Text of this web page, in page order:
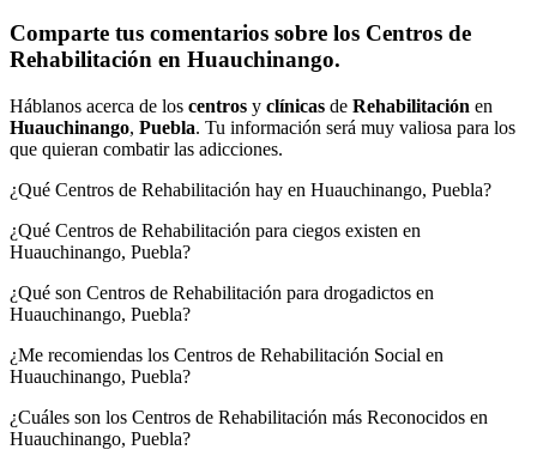
Comparte tus comentarios sobre los Centros de
Rehabilitación en Huauchinango.
Háblanos acerca de los centros y clínicas de Rehabilitación en
Huauchinango, Puebla. Tu información será muy valiosa para los
que quieran combatir las adicciones.
¿Qué Centros de Rehabilitación hay en Huauchinango, Puebla?
¿Qué Centros de Rehabilitación para ciegos existen en
Huauchinango, Puebla?
¿Qué son Centros de Rehabilitación para drogadictos en
Huauchinango, Puebla?
¿Me recomiendas los Centros de Rehabilitación Social en
Huauchinango, Puebla?
¿Cuáles son los Centros de Rehabilitación más Reconocidos en
Huauchinango, Puebla?